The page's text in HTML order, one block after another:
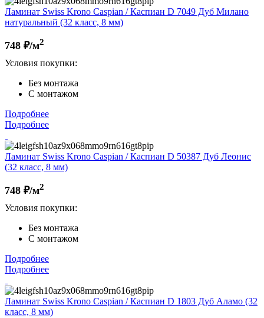
Ламинат Swiss Krono Caspian / Каспиан D 7049 Дуб Милано
натуральный (32 класс, 8 мм)
748 ₽/м2
Условия покупки:
Без монтажа
С монтажом
Подробнее
Подробнее
Ламинат Swiss Krono Caspian / Каспиан D 50387 Дуб Леонис
(32 класс, 8 мм)
748 ₽/м2
Условия покупки:
Без монтажа
С монтажом
Подробнее
Подробнее
Ламинат Swiss Krono Caspian / Каспиан D 1803 Дуб Аламо (32
класс, 8 мм)